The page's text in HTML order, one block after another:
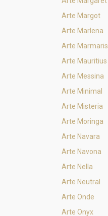
Arte Margot
Arte Marlena
Arte Marmaris
Arte Mauritius
Arte Messina
Arte Minimal
Arte Misteria
Arte Moringa
Arte Navara
Arte Navona
Arte Nella
Arte Neutral
Arte Onde
Arte Onyx